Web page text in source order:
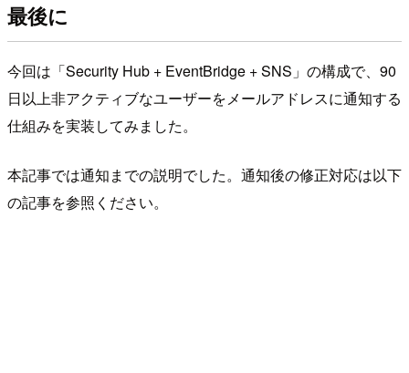
最後に
今回は「Security Hub + EventBridge + SNS」の構成で、90
日以上非アクティブなユーザーをメールアドレスに通知する
仕組みを実装してみました。
本記事では通知までの説明でした。通知後の修正対応は以下
の記事を参照ください。